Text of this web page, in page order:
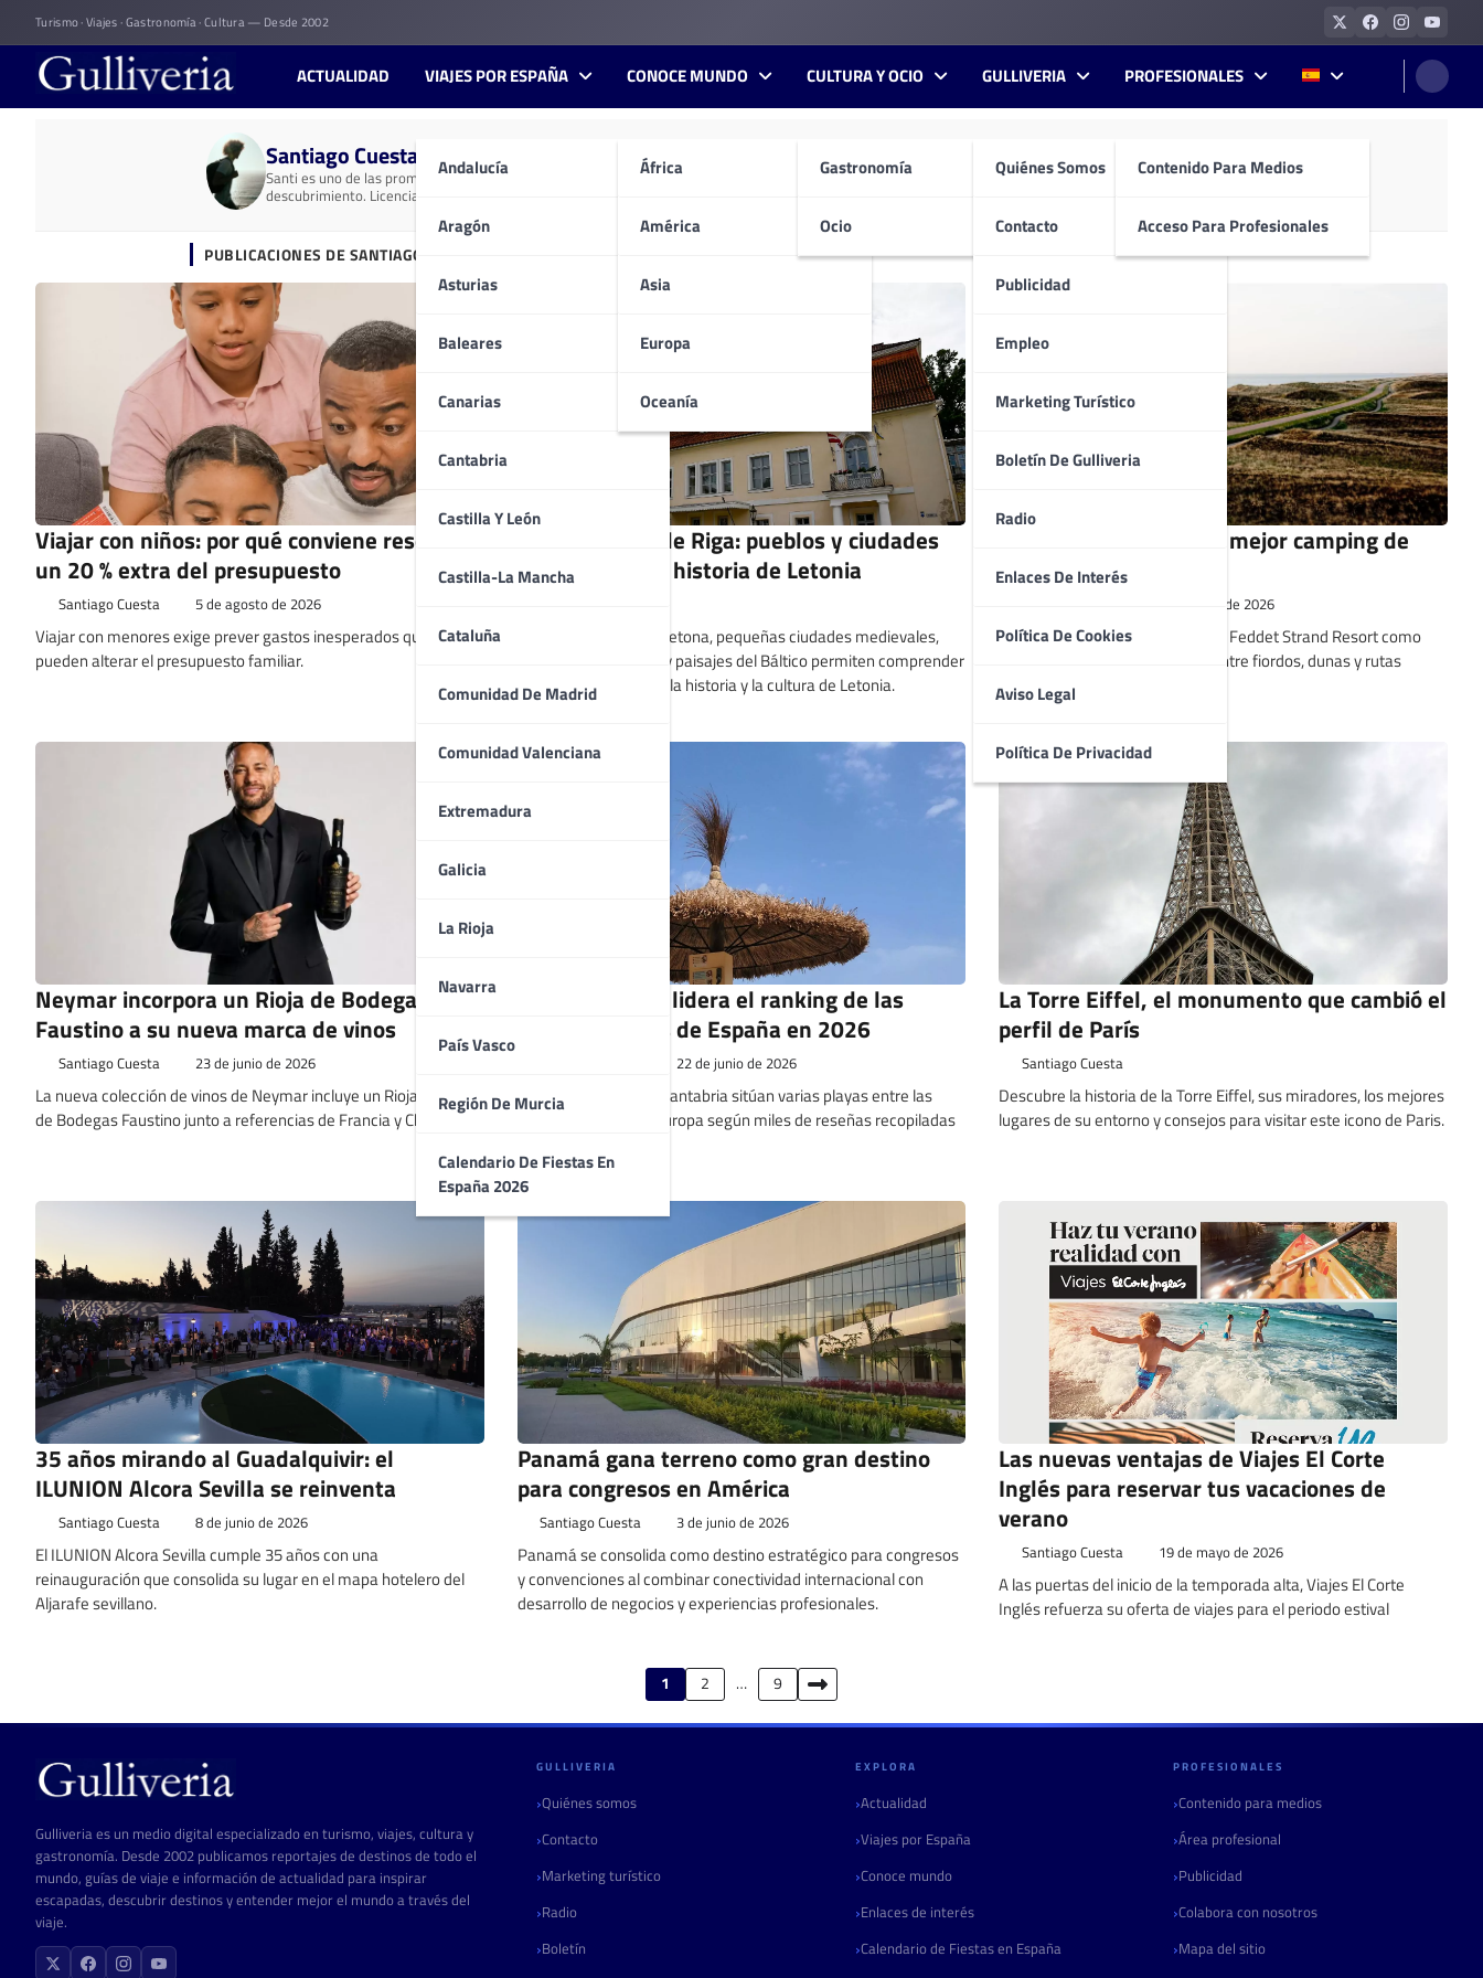
to
content
Turismo · Viajes · Gastronomía · Cultura — Desde 2002
ACTUALIDAD VIAJES POR ESPAÑA
Andalucía
Aragón
Asturias
Baleares
Canarias
Cantabria
Castilla Y León
Castilla-La Mancha
Cataluña
Comunidad De Madrid
Comunidad Valenciana
Extremadura
Galicia
La Rioja
Navarra
País Vasco
Región De Murcia
Calendario De Fiestas En
España 2026
CONOCE MUNDO
África
América
Asia
Europa
Oceanía
CULTURA Y OCIO
Gastronomía
Ocio
GULLIVERIA
Quiénes Somos
Contacto
Publicidad
Empleo
Marketing Turístico
Boletín De Gulliveria
Radio
Enlaces De Interés
Política De Cookies
Aviso Legal
Política De Privacidad
PROFESIONALES
Contenido Para Medios
Acceso Para Profesionales
Santiago Cuesta
Santi es uno de las promesas del mundo del turismo. Mochilero por naturaleza, su redacción sorprendió a los "jefes" por su honestidad y franqueza. Todo un
descubrimiento. Licenciado en Comunicación Audiovisual
PUBLICACIONES DE SANTIAGO CUESTA
Viajar con niños: por qué conviene reservar
un 20 % extra del presupuesto
Santiago Cuesta 5 de agosto de 2026
Viajar con menores exige prever gastos inesperados que
pueden alterar el presupuesto familiar.
Qué ver cerca de Riga: pueblos y ciudades
que explican la historia de Letonia
Más allá de la capital letona, pequeñas ciudades medievales,
balnearios históricos y paisajes del Báltico permiten comprender
una parte esencial de la historia y la cultura de Letonia.
Feddet Strand Resort, mejor camping de
Dinamarca en 2026
17 de julio de 2026
Los ACSI Awards 2026 coronan a Feddet Strand Resort como
mejor camping de Dinamarca, entre fiordos, dunas y rutas
ciclistas.
Neymar incorpora un Rioja de Bodegas
Faustino a su nueva marca de vinos
Santiago Cuesta 23 de junio de 2026
La nueva colección de vinos de Neymar incluye un Rioja Crianza
de Bodegas Faustino junto a referencias de Francia y Chile.
Platja de Muro lidera el ranking de las
mejores playas de España en 2026
22 de junio de 2026
Baleares, Canarias y Cantabria sitúan varias playas entre las
mejor valoradas de Europa según miles de reseñas recopiladas
La Torre Eiffel, el monumento que cambió el
perfil de París
Santiago Cuesta
Descubre la historia de la Torre Eiffel, sus miradores, los mejores
lugares de su entorno y consejos para visitar este icono de Paris.
35 años mirando al Guadalquivir: el
ILUNION Alcora Sevilla se reinventa
Santiago Cuesta 8 de junio de 2026
El ILUNION Alcora Sevilla cumple 35 años con una
reinauguración que consolida su lugar en el mapa hotelero del
Aljarafe sevillano.
Panamá gana terreno como gran destino
para congresos en América
Santiago Cuesta 3 de junio de 2026
Panamá se consolida como destino estratégico para congresos
y convenciones al combinar conectividad internacional con
desarrollo de negocios y experiencias profesionales.
Las nuevas ventajas de Viajes El Corte
Inglés para reservar tus vacaciones de
verano
Santiago Cuesta 19 de mayo de 2026
A las puertas del inicio de la temporada alta, Viajes El Corte
Inglés refuerza su oferta de viajes para el periodo estival
de
entradas
1 2 … 9
Gulliveria es un medio digital especializado en turismo, viajes, cultura y
gastronomía. Desde 2002 publicamos reportajes de destinos de todo el
mundo, guías de viaje e información de actualidad para inspirar
escapadas, descubrir destinos y entender mejor el mundo a través del
viaje.
GULLIVERIA
Quiénes somos
Contacto
Marketing turístico
Radio
Boletín
EXPLORA
Actualidad
Viajes por España
Conoce mundo
Enlaces de interés
Calendario de Fiestas en España
PROFESIONALES
Contenido para medios
Área profesional
Publicidad
Colabora con nosotros
Mapa del sitio